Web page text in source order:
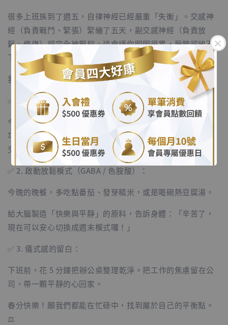
.
.
很多上班族到了週五，自律神經已經嚴重「失衡」。交感神
經（負責戰鬥、緊張）緊繃了五天，副交感神經（負責放
鬆、修復）卻完全被壓抑。這會讓你明明很累，肩膀卻放不
下來，甚至今晚準備放假了還會失眠！
我們可以用飲食幫身體做一次校正回歸：
✅ 1. 關掉壓力開關（補鎂）：
今天的午餐或下午茶，請刻意吃一點深綠色蔬菜、堅果或黑
巧克力。鎂是天然的神經鎮定劑，能幫你把踩了五天油門的
交感神經「踩煞車」。
✅ 2. 啟動放鬆模式（GABA / 色胺酸）：
今晚的晚餐，多吃點番茄、發芽糙米，或是喝碗熱豆腐湯。
給大腦製造「快樂與平靜」的原料，告訴身體：「辛苦了，
現在可以安心切換成週末模式囉！」
✅ 3. 儀式感的留白：
下班前，花 5 分鐘把辦公桌整理乾淨。把工作的焦慮留在公
司，帶一顆平靜的心回家。
春分快樂！願我們都能在忙碌中，找到屬於自己的平衡點。
⚖️